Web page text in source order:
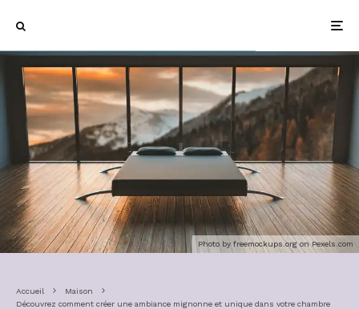
Photo by freemockups.org onPexels.com
Accueil
Maison
Découvrez comment créer une ambiance mignonne et unique dans votre chambre